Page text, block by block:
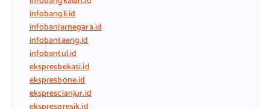
infobangli.id
infobanjarnegara.id
infobantaeng.id
infobantul.id
ekspresbekasi.id
ekspresbone.id
eksprescianjur.id